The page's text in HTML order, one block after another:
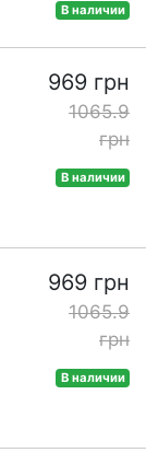
В наличии
969 грн
1065.9
грн
В наличии
969 грн
1065.9
грн
В наличии